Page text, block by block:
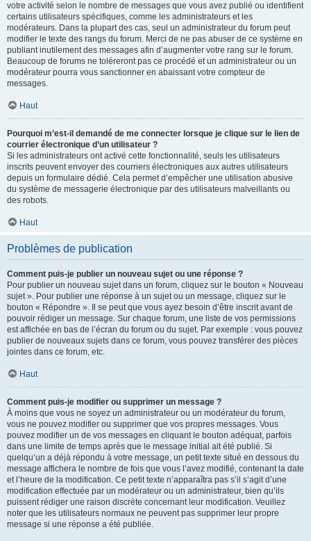
votre activité selon le nombre de messages que vous avez publié ou identifient
certains utilisateurs spécifiques, comme les administrateurs et les
modérateurs. Dans la plupart des cas, seul un administrateur du forum peut
modifier le texte des rangs du forum. Merci de ne pas abuser de ce système en
publiant inutilement des messages afin d’augmenter votre rang sur le forum.
Beaucoup de forums ne toléreront pas ce procédé et un administrateur ou un
modérateur pourra vous sanctionner en abaissant votre compteur de
messages.
Haut
Pourquoi m’est-il demandé de me connecter lorsque je clique sur le lien de
courrier électronique d’un utilisateur ?
Si les administrateurs ont activé cette fonctionnalité, seuls les utilisateurs
inscrits peuvent envoyer des courriers électroniques aux autres utilisateurs
depuis un formulaire dédié. Cela permet d’empêcher une utilisation abusive
du système de messagerie électronique par des utilisateurs malveillants ou
des robots.
Haut
Problèmes de publication
Comment puis-je publier un nouveau sujet ou une réponse ?
Pour publier un nouveau sujet dans un forum, cliquez sur le bouton « Nouveau
sujet ». Pour publier une réponse à un sujet ou un message, cliquez sur le
bouton « Répondre ». Il se peut que vous ayez besoin d’être inscrit avant de
pouvoir rédiger un message. Sur chaque forum, une liste de vos permissions
est affichée en bas de l’écran du forum ou du sujet. Par exemple : vous pouvez
publier de nouveaux sujets dans ce forum, vous pouvez transférer des pièces
jointes dans ce forum, etc.
Haut
Comment puis-je modifier ou supprimer un message ?
À moins que vous ne soyez un administrateur ou un modérateur du forum,
vous ne pouvez modifier ou supprimer que vos propres messages. Vous
pouvez modifier un de vos messages en cliquant le bouton adéquat, parfois
dans une limite de temps après que le message initial ait été publié. Si
quelqu’un a déjà répondu à votre message, un petit texte situé en dessous du
message affichera le nombre de fois que vous l’avez modifié, contenant la date
et l’heure de la modification. Ce petit texte n’apparaîtra pas s’il s’agit d’une
modification effectuée par un modérateur ou un administrateur, bien qu’ils
puissent rédiger une raison discrète concernant leur modification. Veuillez
noter que les utilisateurs normaux ne peuvent pas supprimer leur propre
message si une réponse a été publiée.